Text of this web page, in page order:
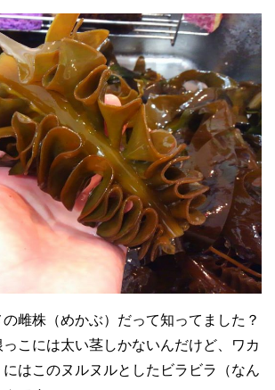
雌株（めかぶ）だって知ってました？
こには太い茎しかないんだけど、ワカ
にはこのヌルヌルとしたビラビラ（なん